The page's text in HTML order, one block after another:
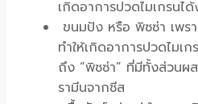
เกิดอาการปวดไมเกรนไ
ขนมปัง หรือ พิซซ่า เพร
ทำให้เกิดอาการปวดไมเ
ถึง “พิซซ่า” ที่มีทั้งส่วนผ
รามีนจากชีส